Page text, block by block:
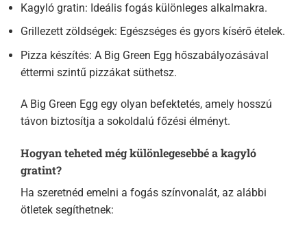
Kagyló gratin: Ideális fogás különleges alkalmakra.
Grillezett zöldségek: Egészséges és gyors kísérő ételek.
Pizza készítés: A Big Green Egg hőszabályozásával
éttermi szintű pizzákat süthetsz.
A Big Green Egg egy olyan befektetés, amely hosszú
távon biztosítja a sokoldalú főzési élményt.
Hogyan teheted még különlegesebbé a kagyló
gratint?
Ha szeretnéd emelni a fogás színvonalát, az alábbi
ötletek segíthetnek: